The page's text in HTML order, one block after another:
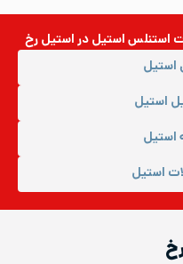
استنلس استیلدر استیل رخ
استیل
استیل
استیل
استیل